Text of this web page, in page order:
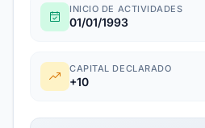
INICIO DE ACTIVIDADES
01/01/1993
CAPITAL DECLARADO
+10